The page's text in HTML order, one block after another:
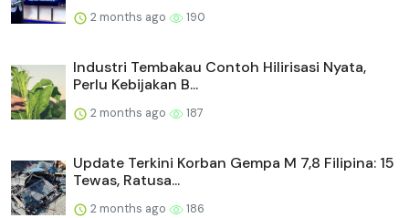
2 months ago 190
Industri Tembakau Contoh Hilirisasi Nyata,
Perlu Kebijakan B...
2 months ago 187
Update Terkini Korban Gempa M 7,8 Filipina: 15
Tewas, Ratusa...
2 months ago 186